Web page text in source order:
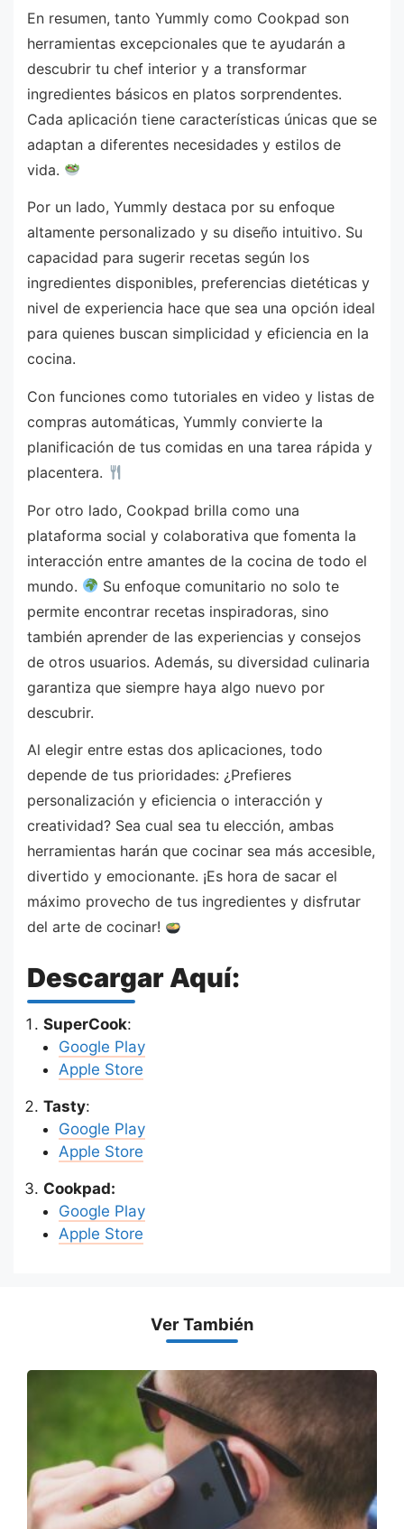
En resumen, tanto Yummly como Cookpad son
herramientas excepcionales que te ayudarán a
descubrir tu chef interior y a transformar
ingredientes básicos en platos sorprendentes.
Cada aplicación tiene características únicas que se
adaptan a diferentes necesidades y estilos de
vida.
Por un lado, Yummly destaca por su enfoque
altamente personalizado y su diseño intuitivo. Su
capacidad para sugerir recetas según los
ingredientes disponibles, preferencias dietéticas y
nivel de experiencia hace que sea una opción ideal
para quienes buscan simplicidad y eficiencia en la
cocina.
Con funciones como tutoriales en video y listas de
compras automáticas, Yummly convierte la
planificación de tus comidas en una tarea rápida y
placentera.
Por otro lado, Cookpad brilla como una
plataforma social y colaborativa que fomenta la
interacción entre amantes de la cocina de todo el
mundo.
Su enfoque comunitario no solo te
permite encontrar recetas inspiradoras, sino
también aprender de las experiencias y consejos
de otros usuarios. Además, su diversidad culinaria
garantiza que siempre haya algo nuevo por
descubrir.
Al elegir entre estas dos aplicaciones, todo
depende de tus prioridades: ¿Prefieres
personalización y eficiencia o interacción y
creatividad? Sea cual sea tu elección, ambas
herramientas harán que cocinar sea más accesible,
divertido y emocionante. ¡Es hora de sacar el
máximo provecho de tus ingredientes y disfrutar
del arte de cocinar!
Descargar Aquí:
SuperCook:
Google Play
Apple Store
Tasty:
Google Play
Apple Store
Cookpad:
Google Play
Apple Store
Ver También